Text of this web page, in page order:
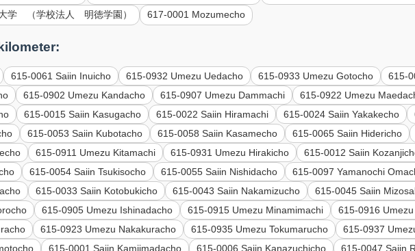
学 （学校法人 明徳学園）
617-0001 Mozumecho
615-0061 Saiin Inuicho 615-0932 Umezu Uedacho 615-0933 Umezu Gotocho
615-
615-0902 Umezu Kandacho 615-0907 Umezu Dammachi 615-0922 Umezu
615-0015 Saiin Kasugacho 615-0022 Saiin Hiramachi 615-0024 Saiin Yakakecho
615-0053 Saiin Kubotacho 615-0058 Saiin Kasamecho 615-0065 Saiin Hidericho
615-0911 Umezu Kitamachi 615-0931 Umezu Hirakicho 615-0012 Saiin
615-0054 Saiin Tsukisocho 615-0055 Saiin Nishidacho 615-0097 Yamanochi
615-0033 Saiin Kotobukicho 615-0043 Saiin Nakamizucho 615-0045 Saiin
615-0905 Umezu Ishinadacho 615-0915 Umezu Minamimachi
615-0916
615-0923 Umezu Nakakuracho 615-0935 Umezu Tokumarucho
615-0937
615-0001 Saiin Kamiimadacho 615-0006 Saiin Kanazuchicho 615-0047 Saiin